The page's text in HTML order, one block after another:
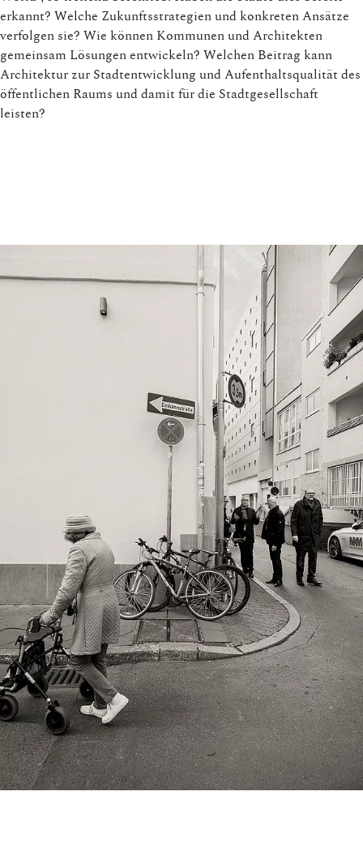
erkannt? Welche Zukunftsstrategien und konkreten Ansätze
verfolgen sie? Wie können Kommunen und Architekten
gemeinsam Lösungen entwickeln? Welchen Beitrag kann
Architektur zur Stadtentwicklung und Aufenthaltsqualität des
öffentlichen Raums und damit für die Stadtgesellschaft
leisten?